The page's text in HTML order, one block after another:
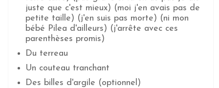
juste que c'est mieux) (moi j'en avais pas de
petite taille) (j'en suis pas morte) (ni mon
bébé Pilea d'ailleurs) (j'arrête avec ces
parenthèses promis)
Du terreau
Un couteau tranchant
Des billes d'argile (optionnel)